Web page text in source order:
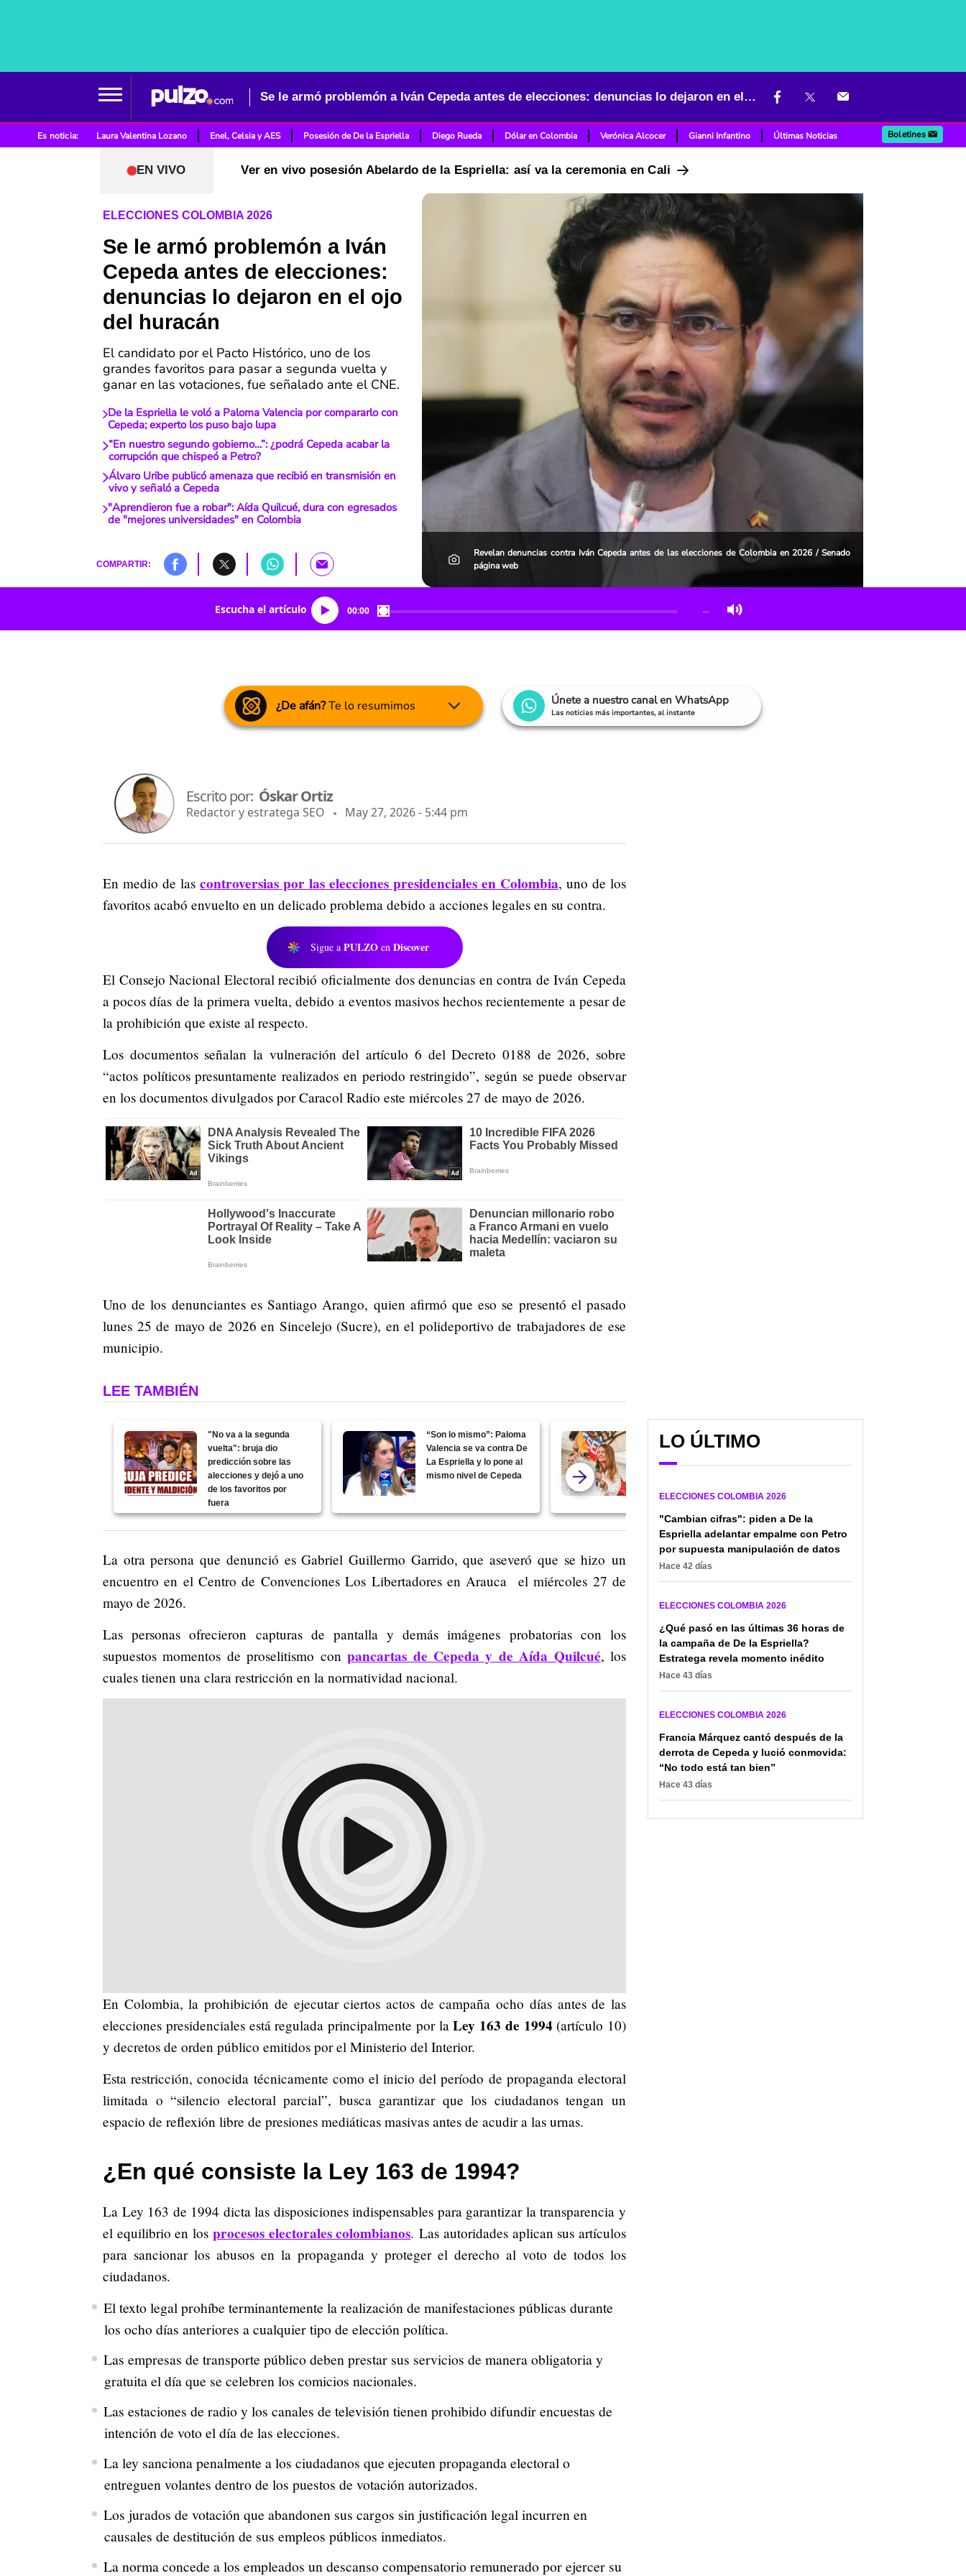
Se le armó problemón a Iván Cepeda antes de elecciones: denuncias lo dejaron en el ojo del huracán
Es noticia: Laura Valentina Lozano Enel, Celsia y AES Posesión de De la Espriella Diego Rueda Dólar en Colombia Verónica Alcocer Gianni Infantino Últimas Noticias Boletines
EN VIVO Ver en vivo posesión Abelardo de la Espriella: así va la ceremonia en Cali
ELECCIONES COLOMBIA 2026
Se le armó problemón a Iván
Cepeda antes de elecciones:
denuncias lo dejaron en el ojo
del huracán
El candidato por el Pacto Histórico, uno de los
grandes favoritos para pasar a segunda vuelta y
ganar en las votaciones, fue señalado ante el CNE.
De la Espriella le voló a Paloma Valencia por compararlo con
Cepeda; experto los puso bajo lupa
“En nuestro segundo gobierno…”: ¿podrá Cepeda acabar la
corrupción que chispeó a Petro?
Álvaro Uribe publicó amenaza que recibió en transmisión en
vivo y señaló a Cepeda
"Aprendieron fue a robar": Aída Quilcué, dura con egresados
de "mejores universidades" en Colombia
COMPARTIR:
Revelan denuncias contra Iván Cepeda antes de las elecciones de Colombia en 2026 / Senado
página web
Escucha el artículo 00:00 …
¿De afán?Te lo resumimos Únete a nuestro canal en WhatsApp
Las noticias más importantes, al instante
Escrito por: Óskar Ortiz
Redactor y estratega SEO May 27, 2026 - 5:44 pm
En medio de las controversias por las elecciones presidenciales en Colombia, uno de los
favoritos acabó envuelto en un delicado problema debido a acciones legales en su contra.
Sigue a PULZO en Discover
El Consejo Nacional Electoral recibió oficialmente dos denuncias en contra de Iván Cepeda
a pocos días de la primera vuelta, debido a eventos masivos hechos recientemente a pesar de
la prohibición que existe al respecto.
Los documentos señalan la vulneración del artículo 6 del Decreto 0188 de 2026, sobre
“actos políticos presuntamente realizados en periodo restringido”, según se puede observar
en los documentos divulgados por Caracol Radio este miércoles 27 de mayo de 2026.
Uno de los denunciantes es Santiago Arango, quien afirmó que eso se presentó el pasado
lunes 25 de mayo de 2026 en Sincelejo (Sucre), en el polideportivo de trabajadores de ese
municipio.
LEE TAMBIÉN
"No va a la segunda
vuelta": bruja dio
predicción sobre las
alecciones y dejó a uno
de los favoritos por
fuera
“Son lo mismo”: Paloma
Valencia se va contra De
La Espriella y lo pone al
mismo nivel de Cepeda
“Son chimbas”: Paloma
Valencia arremetió
contra las encuestas y
La otra persona que denunció es Gabriel Guillermo Garrido, que aseveró que se hizo un
encuentro en el Centro de Convenciones Los Libertadores en Arauca el miércoles 27 de
mayo de 2026.
Las personas ofrecieron capturas de pantalla y demás imágenes probatorias con los
supuestos momentos de proselitismo conpancartas de Cepeda y de Aída Quilcué, los
cuales tienen una clara restricción en la normatividad nacional.
En Colombia, la prohibición de ejecutar ciertos actos de campaña ocho días antes de las
elecciones presidenciales está regulada principalmente por laLey 163 de 1994(artículo 10)
y decretos de orden público emitidos por el Ministerio del Interior.
Esta restricción, conocida técnicamente como el inicio del período de propaganda electoral
limitada o “silencio electoral parcial”, busca garantizar que los ciudadanos tengan un
espacio de reflexión libre de presiones mediáticas masivas antes de acudir a las urnas.
¿En qué consiste la Ley 163 de 1994?
La Ley 163 de 1994 dicta las disposiciones indispensables para garantizar la transparencia y
el equilibrio en los procesos electorales colombianos. Las autoridades aplican sus artículos
para sancionar los abusos en la propaganda y proteger el derecho al voto de todos los
ciudadanos.
El texto legal prohíbe terminantemente la realización de manifestaciones públicas durante
los ocho días anteriores a cualquier tipo de elección política.
Las empresas de transporte público deben prestar sus servicios de manera obligatoria y
gratuita el día que se celebren los comicios nacionales.
Las estaciones de radio y los canales de televisión tienen prohibido difundir encuestas de
intención de voto el día de las elecciones.
La ley sanciona penalmente a los ciudadanos que ejecuten propaganda electoral o
entreguen volantes dentro de los puestos de votación autorizados.
Los jurados de votación que abandonen sus cargos sin justificación legal incurren en
causales de destitución de sus empleos públicos inmediatos.
La norma concede a los empleados un descanso compensatorio remunerado por ejercer su
LO ÚLTIMO
ELECCIONES COLOMBIA 2026
"Cambian cifras": piden a De la
Espriella adelantar empalme con Petro
por supuesta manipulación de datos
Hace 42 días
ELECCIONES COLOMBIA 2026
¿Qué pasó en las últimas 36 horas de
la campaña de De la Espriella?
Estratega revela momento inédito
Hace 43 días
ELECCIONES COLOMBIA 2026
Francia Márquez cantó después de la
derrota de Cepeda y lució conmovida:
“No todo está tan bien”
Hace 43 días